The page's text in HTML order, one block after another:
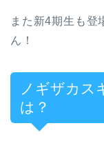
また新4期生も登
ん！
ノギザカス
は？